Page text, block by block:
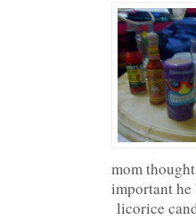
mom
important he
licorice